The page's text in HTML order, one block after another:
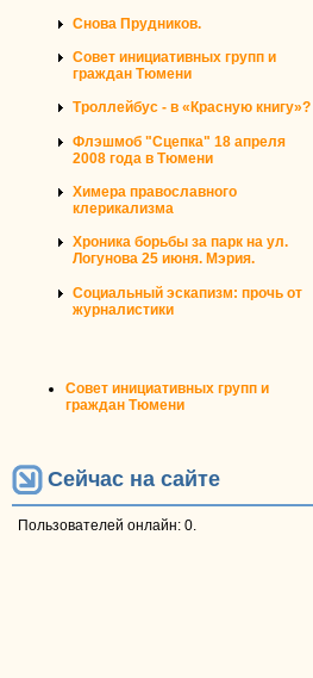
Снова Прудников.
Совет инициативных групп и
граждан Тюмени
Троллейбус - в «Красную книгу»?
Флэшмоб "Сцепка" 18 апреля
2008 года в Тюмени
Химера православного
клерикализма
Хроника борьбы за парк на ул.
Логунова 25 июня. Мэрия.
Социальный эскапизм: прочь от
журналистики
Совет инициативных групп и
граждан Тюмени
Сейчас на сайте
Пользователей онлайн: 0.